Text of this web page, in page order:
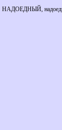
НАДОЕДНЫЙ,